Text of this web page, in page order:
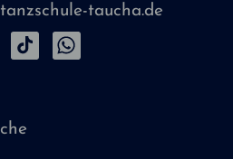
taucha.de